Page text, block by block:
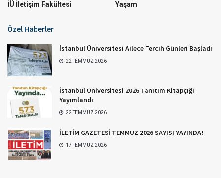
İÜ İletişim Fakültesi
Yaşam
Özel Haberler
İstanbul Üniversitesi Ailece Tercih Günleri Başladı
22 TEMMUZ 2026
İstanbul Üniversitesi 2026 Tanıtım Kitapçığı
Yayımlandı
22 TEMMUZ 2026
İLETİM GAZETESİ TEMMUZ 2026 SAYISI YAYINDA!
17 TEMMUZ 2026